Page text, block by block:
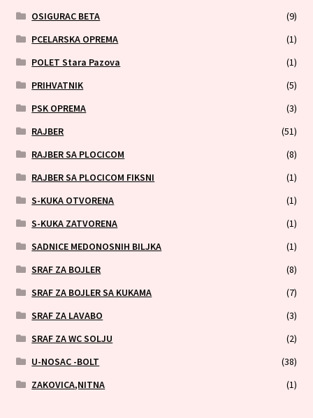
OSIGURAC BETA
(9)
PCELARSKA OPREMA
(1)
POLET Stara Pazova
(1)
PRIHVATNIK
(5)
PSK OPREMA
(3)
RAJBER
(51)
RAJBER SA PLOCICOM
(8)
RAJBER SA PLOCICOM FIKSNI
(1)
S-KUKA OTVORENA
(1)
S-KUKA ZATVORENA
(1)
SADNICE MEDONOSNIH BILJKA
(1)
SRAF ZA BOJLER
(8)
SRAF ZA BOJLER SA KUKAMA
(7)
SRAF ZA LAVABO
(3)
SRAF ZA WC SOLJU
(2)
U-NOSAC -BOLT
(38)
ZAKOVICA,NITNA
(1)